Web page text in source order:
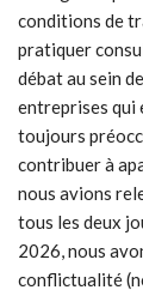
conditions de
pratiquer
débat au sein
entreprises qui
toujours
contribuer à
nous avions
tous les deux
2026, nous
conflictualité